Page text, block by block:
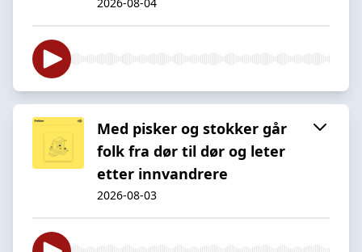
Med pisker og stokker går
folk fra dør til dør og leter
etter innvandrere
2026-08-03